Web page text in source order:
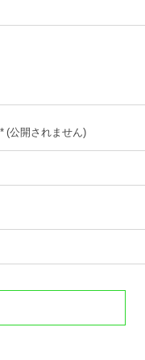
*(公開されません)